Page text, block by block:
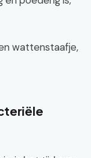
wattenstaafje,